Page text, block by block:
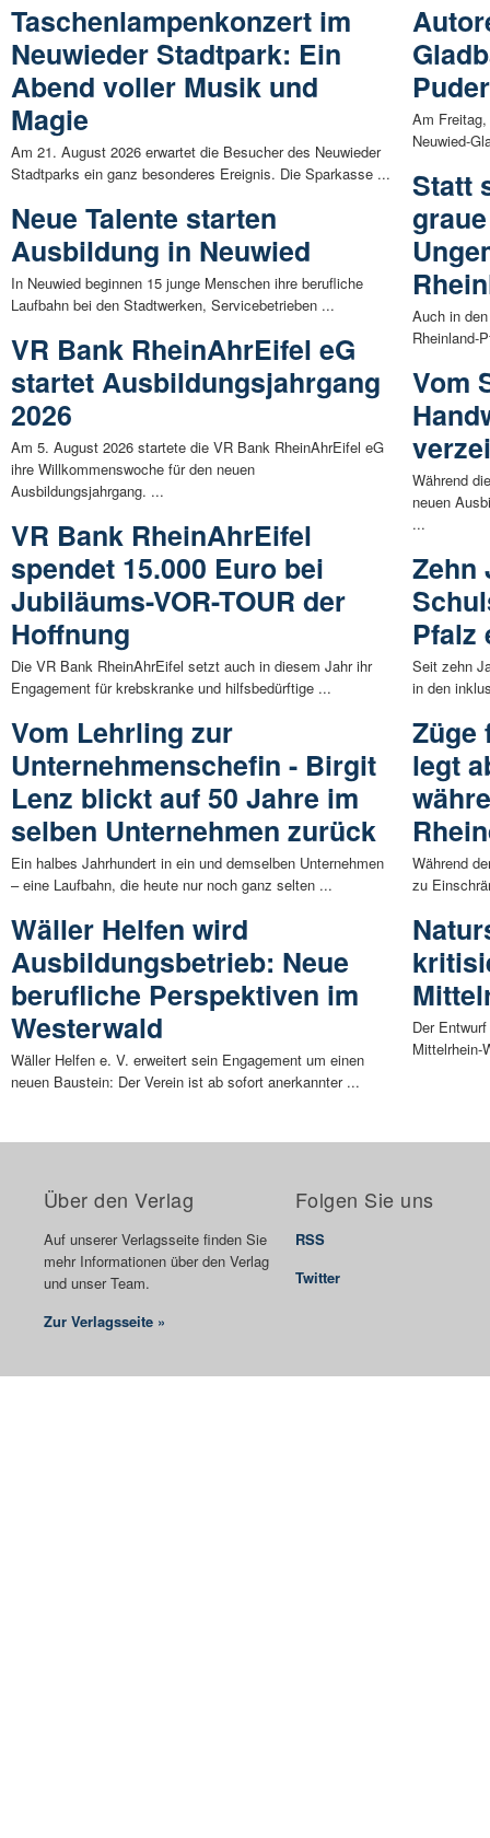
Taschenlampenkonzert im
Neuwieder Stadtpark: Ein
Abend voller Musik und
Magie
Am 21. August 2026 erwartet die Besucher des Neuwieder
Stadtparks ein ganz besonderes Ereignis. Die Sparkasse ...
Neue Talente starten
Ausbildung in Neuwied
In Neuwied beginnen 15 junge Menschen ihre berufliche
Laufbahn bei den Stadtwerken, Servicebetrieben ...
VR Bank RheinAhrEifel eG
startet Ausbildungsjahrgang
2026
Am 5. August 2026 startete die VR Bank RheinAhrEifel eG
ihre Willkommenswoche für den neuen
Ausbildungsjahrgang. ...
VR Bank RheinAhrEifel
spendet 15.000 Euro bei
Jubiläums-VOR-TOUR der
Hoffnung
Die VR Bank RheinAhrEifel setzt auch in diesem Jahr ihr
Engagement für krebskranke und hilfsbedürftige ...
Vom Lehrling zur
Unternehmenschefin - Birgit
Lenz blickt auf 50 Jahre im
selben Unternehmen zurück
Ein halbes Jahrhundert in ein und demselben Unternehmen
– eine Laufbahn, die heute nur noch ganz selten ...
Wäller Helfen wird
Ausbildungsbetrieb: Neue
berufliche Perspektiven im
Westerwald
Wäller Helfen e. V. erweitert sein Engagement um einen
neuen Baustein: Der Verein ist ab sofort anerkannter ...
Am
Neuwied-
Statt
Auch in
Rheinland-
Vom
Während
neuen
...
Zehn
Pfalz
Seit zehn
in den
Züge
legt
Während
zu
Der
Mittelrhein-
Über den Verlag
Auf unserer Verlagsseite finden Sie
mehr Informationen über den Verlag
und unser Team.
Zur Verlagsseite »
Folgen Sie uns
RSS
Twitter